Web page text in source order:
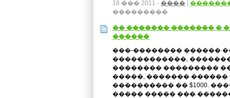
18 ��� 2011 - ����
���������
�� ������� ������� �
������
���-�������� ������
������������,
�������� ���������
�����, ������� ������
���������� �� $1000.
����� ����� ���